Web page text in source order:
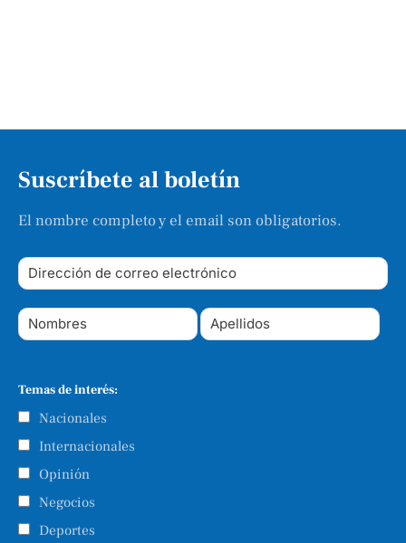
Suscríbete al boletín
El nombre completo y el email son obligatorios.
Temas de interés:
Nacionales
Internacionales
Opinión
Negocios
Deportes